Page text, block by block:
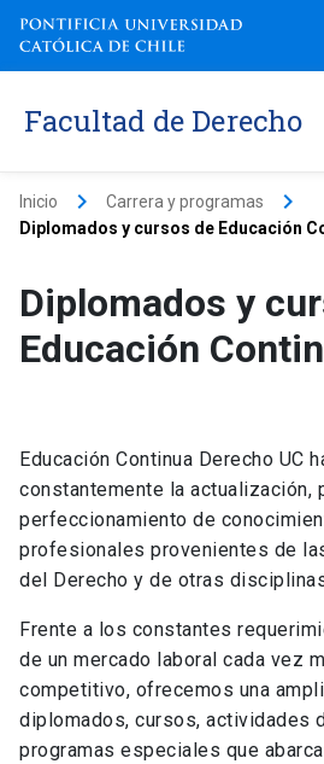
Facultad de Derecho
Inicio keyboard_arrow_right Carrera y programas keyboard_arrow_right
Diplomados y cursos de Educación
Diplomados y
Educación
Educación Continua Derecho UC
constantemente la actualización,
perfeccionamiento de
profesionales provenientes de
del Derecho y de otras
Frente a los constantes
de un mercado laboral cada vez
competitivo, ofrecemos una
diplomados, cursos, actividades
programas especiales que